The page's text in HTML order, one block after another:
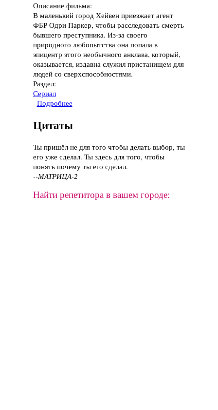
Описание фильма:
В маленький город Хейвен приезжает агент
ФБР Одри Паркер, чтобы расследовать смерть
бывшего преступника. Из-за своего
природного любопытства она попала в
эпицентр этого необычного анклава, который,
оказывается, издавна служил пристанищем для
людей со сверхспособностями.
Раздел:
Сериал
Подробнее
Цитаты
Ты пришёл не для того чтобы делать выбор, ты
его уже сделал. Ты здесь для того, чтобы
понять почему ты его сделал.
--МАТРИЦА-2
Найти репетитора в вашем городе: